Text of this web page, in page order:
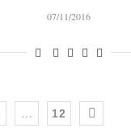
07/11/2016
… 12